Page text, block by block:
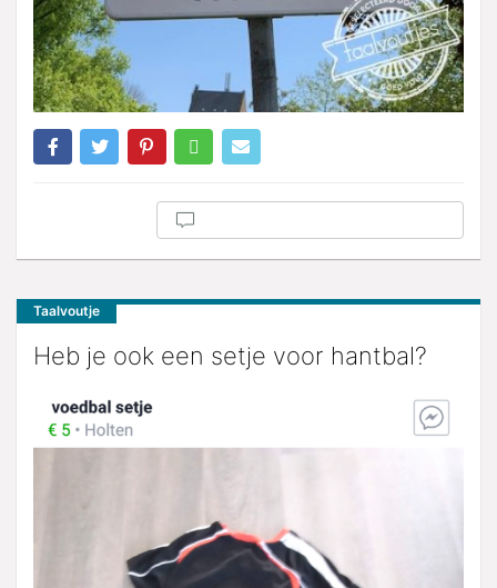
Taalvoutje
Heb je ook een setje voor hantbal?